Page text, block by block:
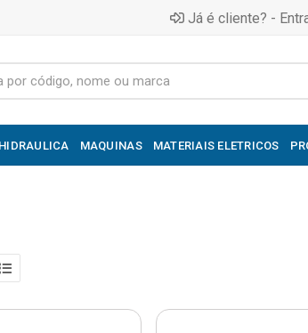
Já é cliente? -
MAQUINAS MATERIAIS ELETRICOS